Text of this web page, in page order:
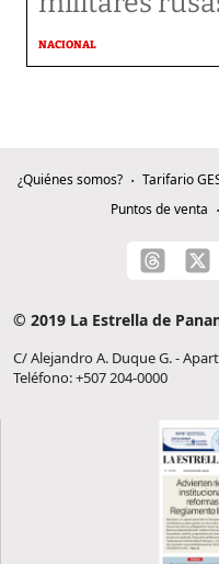
NACIONAL
¿Quiénes somos? Tarifario
Puntos de venta
© 2019 La Estrella de
C/ Alejandro A. Duque G. -
Teléfono: +507 204-0000